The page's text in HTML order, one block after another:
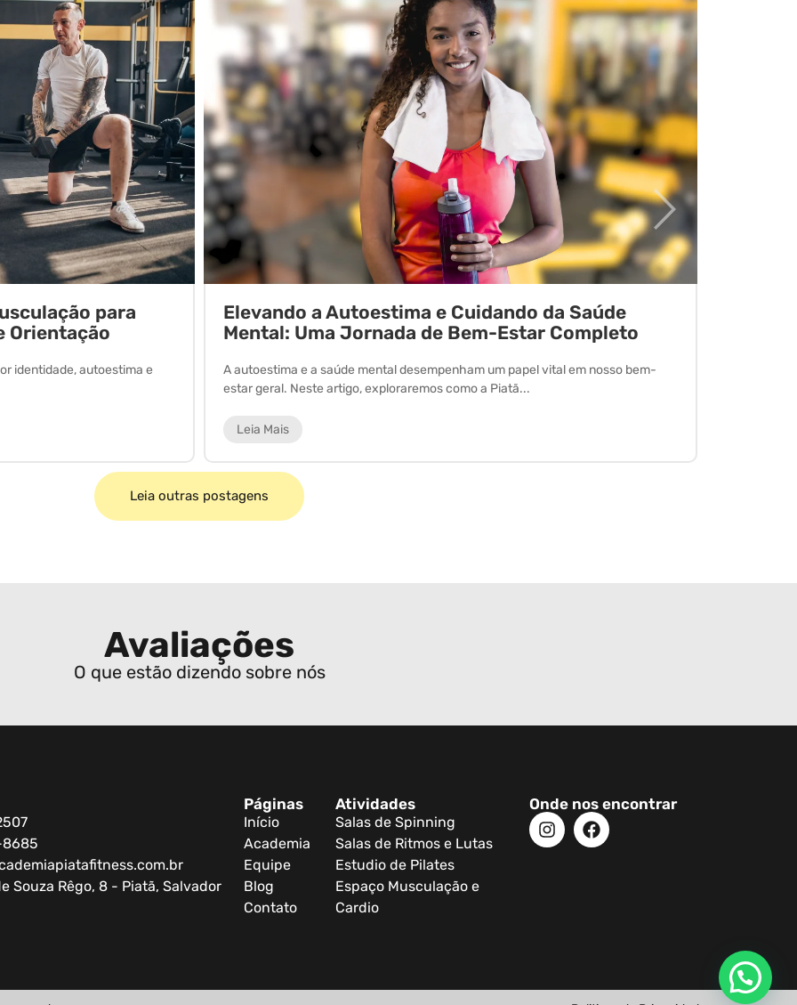
para
Orientação
identidade, autoestima e
Elevando a Autoestima e Cuidando da Saúde
Mental: Uma Jornada de Bem-Estar Completo
A autoestima e a saúde mental desempenham um papel vital em nosso bem-
estar geral. Neste artigo, exploraremos como a Piatã...
Leia Mais
Leia outras postagens
Avaliações
O que estão dizendo sobre nós
8685
Souza Rêgo, 8 - Piatã, Salvador
Páginas
Início
Academia
Equipe
Blog
Contato
Atividades
Salas de Spinning
Salas de Ritmos e Lutas
Estudio de Pilates
Espaço Musculação e
Cardio
Onde nos encontrar